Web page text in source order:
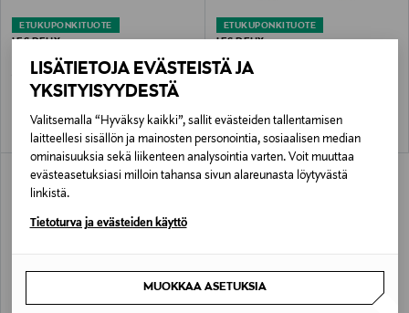
LISÄTIETOJA EVÄSTEISTÄ JA
YKSITYISYYDESTÄ
Valitsemalla “Hyväksy kaikki”, sallit evästeiden tallentamisen
laitteellesi sisällön ja mainosten personointia, sosiaalisen median
ominaisuuksia sekä liikenteen analysointia varten. Voit muuttaa
evästeasetuksiasi milloin tahansa sivun alareunasta löytyvästä
linkistä.
Tietoturva ja evästeiden käyttö
MUOKKAA ASETUKSIA
ETUKUPONKITUOTE
LES DEUX
Ballier Track -takki
Original Price
ETUKUPONKITUOTE
LES DEUX
Como Bomber -takki
Original Price